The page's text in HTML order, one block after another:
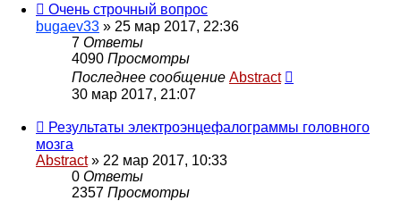
Очень строчный вопрос
bugaev33 » 25 мар 2017, 22:36
7 Ответы
4090 Просмотры
Последнее сообщение Abstract
30 мар 2017, 21:07
Результаты электроэнцефалограммы головного
мозга
Abstract» 22 мар 2017, 10:33
0 Ответы
2357 Просмотры